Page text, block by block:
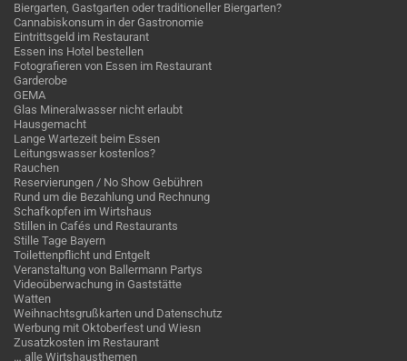
Biergarten, Gastgarten oder traditioneller Biergarten?
Cannabiskonsum in der Gastronomie
Eintrittsgeld im Restaurant
Essen ins Hotel bestellen
Fotografieren von Essen im Restaurant
Garderobe
GEMA
Glas Mineralwasser nicht erlaubt
Hausgemacht
Lange Wartezeit beim Essen
Leitungswasser kostenlos?
Rauchen
Reservierungen / No Show Gebühren
Rund um die Bezahlung und Rechnung
Schafkopfen im Wirtshaus
Stillen in Cafés und Restaurants
Stille Tage Bayern
Toilettenpflicht und Entgelt
Veranstaltung von Ballermann Partys
Videoüberwachung in Gaststätte
Watten
Weihnachtsgrußkarten und Datenschutz
Werbung mit Oktoberfest und Wiesn
Zusatzkosten im Restaurant
… alle Wirtshausthemen